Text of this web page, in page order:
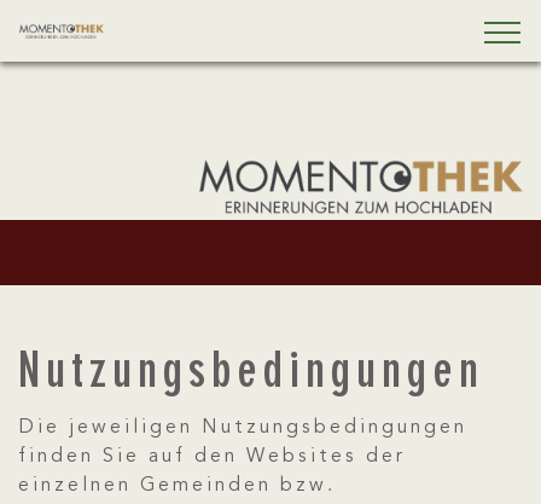
Nutzungsbedingungen
Die jeweiligen Nutzungsbedingungen
finden Sie auf den Websites der
einzelnen Gemeinden bzw.